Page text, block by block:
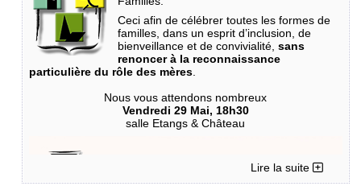
Pour information, j’ai suivi ces recommandations depuis 2 ans et il
y a très peu de moustiques tigres (vu moins de 5 au jardin et 0 sur
ma terrasse ces 2 dernières semaines)
Ceci afin de célébrer toutes les formes de
familles, dans un esprit d’inclusion, de
bienveillance et de convivialité, sans
renoncer à la reconnaissance
particulière du rôle des mères
Nous vous attendons nombreux
Vendredi 29 Mai, 18h30
salle Etangs & Château
Lire la suite